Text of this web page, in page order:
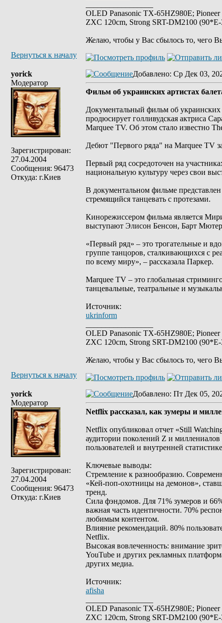
OLED Panasonic TX-65HZ980E;
ZXC 120cm, Strong SRT-DM2100
Желаю, чтобы у Вас сбылось то, чего
Вернуться к началу
yorick
Модератор
Зарегистрирован:
27.04.2004
Сообщения: 96473
Откуда: г.Киев
Добавлено: Ср Дек 03,
Фильм об украинских артистах
Документальный фильм об
продюсирует голливудская актриса
Marquee TV. Об этом стало известно
Дебют "Первого ряда" на Marquee TV
Первый ряд сосредоточен на
национальную культуру через свои
В документальном фильме
стремящийся танцевать с протезами.
Кинорежиссером фильма является
выступают Элисон Бенсон, Барт
«Первый ряд» – это трогательные и
группе танцоров, сталкивающихся с
по всему миру», – рассказала Паркер.
Marquee TV – это глобальная
танцевальные, театральные и
Источник:
ukrinform
OLED Panasonic TX-65HZ980E;
ZXC 120cm, Strong SRT-DM2100
Желаю, чтобы у Вас сбылось то, чего
Вернуться к началу
yorick
Модератор
Зарегистрирован:
27.04.2004
Сообщения: 96473
Откуда: г.Киев
Добавлено: Пт Дек 05,
Netflix рассказал, как зумеры и
Netflix опубликовал отчет «Still
аудитории поколений Z и
пользователей и внутренней
Ключевые выводы:
Стремление к разнообразию.
«Кей-поп-охотницы на демонов»,
тренд.
Сила фэндомов. Для 71% зумеров и
важная часть идентичности. 70%
любимым контентом.
Влияние рекомендаций. 80%
Netflix.
Высокая вовлеченность: внимание
YouTube и других рекламных
других медиа.
Источник:
afisha
OLED Panasonic TX-65HZ980E;
ZXC 120cm, Strong SRT-DM2100